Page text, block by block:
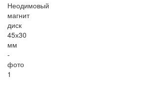
Неодимовый
магнит
диск
45х30
мм
-
фото
1